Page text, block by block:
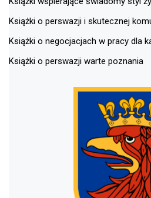
Książki o perswazji i skutecznej
Książki o negocjacjach w pracy dla
Książki o perswazji warte poznania